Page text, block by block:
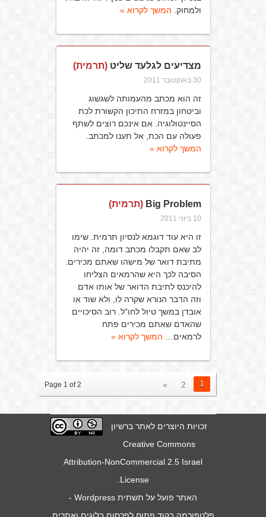
ולמחוק. המשך לקרוא »
מצדיעים לגלעד שליט(תרמית)
30 באוקטובר 2011
זה הוא מכתב מהעמותה לשגשוג
וביטחון במזרח התיכון הקשורת לכת
הסיינטולוגיה. אם אינכם רוצים לשתף
פעולה עם הכת, אל תענו למכתב.
המשך לקרוא »
Big Problem (תרמית)
10 ביוני 2011
זו היא עוד דוגמא לנסיון תרמית. שימו
לב שאם תקבלו מכתב דומה, זה יהיה
מתיבת דואר של מישהו שאתם מכירים.
הסיבה לכך היא שהרמאים הצליחו
להיכנס לתיבת הדואר של אותו אדם
וזה הדבר הנורא שקרה לו, ולא שוד או
אובדן במשך טיול לחו"ל. רוב הסיכויים
שהאדם שאתם מכירים פתח
לרמאים… המשך לקרוא »
Page 1 of 2 1
2
»
זכויות היוצרים לאתר ברשיון
Creative Commons
Attribution-NonCommercial 2.5 Israel
License
האתר פועל על תשתית Wordpress
-